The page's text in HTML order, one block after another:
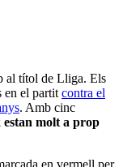
al títol de Lliga. Els
en el partit contra el
. Amb cinc
estan molt a prop
en vermell per